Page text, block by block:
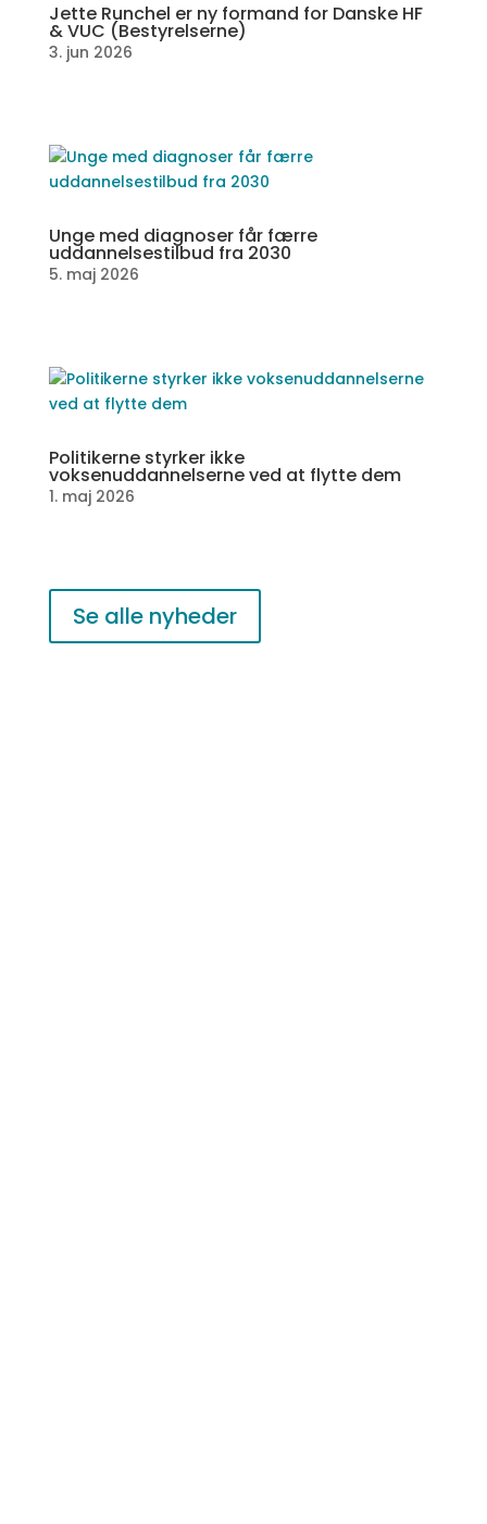
Jette Runchel er ny formand for Danske HF
& VUC (Bestyrelserne)
3. jun 2026
Unge med diagnoser får færre
uddannelsestilbud fra 2030
5. maj 2026
Politikerne styrker ikke
voksenuddannelserne ved at flytte dem
1. maj 2026
Se alle nyheder